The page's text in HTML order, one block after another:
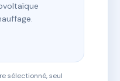
sélectionné, seul